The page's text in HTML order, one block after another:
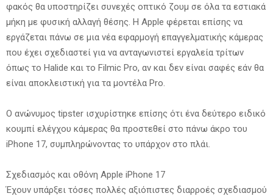
φακός θα υποστηρίζει συνεχές οπτικό ζουμ σε όλα τα εστιακά
μήκη με φυσική αλλαγή θέσης. Η Apple φέρεται επίσης να
εργάζεται πάνω σε μια νέα εφαρμογή επαγγελματικής κάμερας
που έχει σχεδιαστεί για να ανταγωνιστεί εργαλεία τρίτων
όπως το Halide και το Filmic Pro, αν και δεν είναι σαφές εάν θα
είναι αποκλειστική για τα μοντέλα Pro.
Ο ανώνυμος tipster ισχυρίστηκε επίσης ότι ένα δεύτερο ειδικό
κουμπί ελέγχου κάμερας θα προστεθεί στο πάνω άκρο του
iPhone 17, συμπληρώνοντας το υπάρχον στο πλάι.
Σχεδιασμός και οθόνη Apple iPhone 17
Έχουν υπάρξει τόσες πολλές αξιόπιστες διαρροές σχεδιασμού